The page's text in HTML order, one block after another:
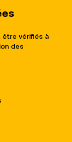
être vérifiés à
des